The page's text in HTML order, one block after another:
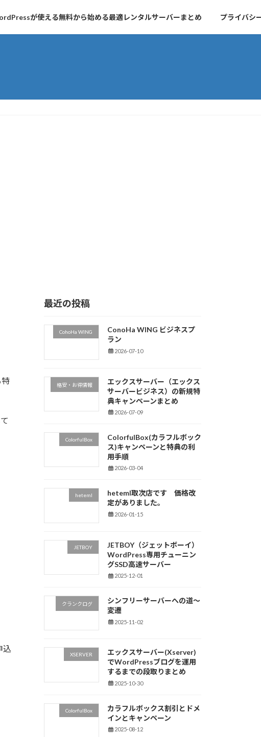
が使える無料から始める最適レンタルサーバーまとめ プライバシ
込
最近の投稿
CohoHa WING
ConoHa WING ビジネスプ
ラン
2026-07-10
格安・お得情報
エックスサーバー（エックス
サーバービジネス）の新規特
典キャンペーンまとめ
2026-07-09
ColorfulBox
ColorfulBox(カラフルボック
ス)キャンペーンと特典の利
用手順
2026-03-04
heteml
heteml取次店です 価格改
定がありました。
2026-01-15
JETBOY
JETBOY（ジェットボーイ）
WordPress専用チューニン
グSSD高速サーバー
2025-12-01
クランクログ
シンフリーサーバーへの道～
変遷
2025-11-02
XSERVER
エックスサーバー(Xserver)
でWordPressブログを運用
するまでの段取りまとめ
2025-10-30
ColorfulBox
カラフルボックス割引とドメ
インとキャンペーン
2025-08-12